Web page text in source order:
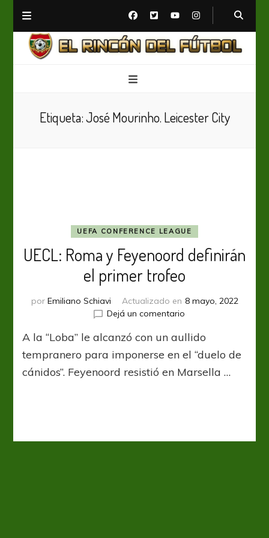
Etiqueta:José Mourinho. Leicester City
UEFA CONFERENCE LEAGUE
UECL: Roma y Feyenoord definirán
el primer trofeo
por Emiliano Schiavi Actualizado en 8 mayo, 2022
Dejá un comentarioen
Roma
y
definirán
A la “Loba” le alcanzó con un aullido
tempranero para imponerse en el “duelo de
cánidos”. Feyenoord resistió en Marsella …